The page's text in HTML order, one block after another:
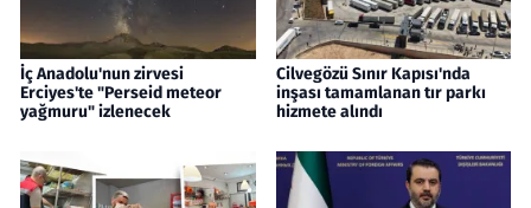
İç Anadolu'nun zirvesi
Erciyes'te "Perseid meteor
yağmuru" izlenecek
Cilvegözü Sınır Kapısı'nda
inşası tamamlanan tır parkı
hizmete alındı